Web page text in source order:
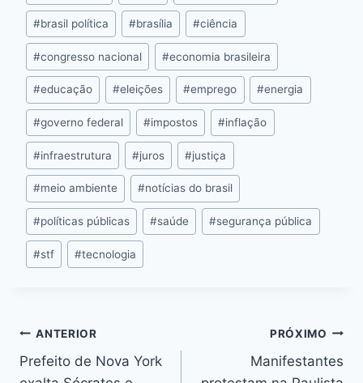
o
o
k
n
g
er
p
p
s
Li
n
k
#brasil política #brasília #ciência
#congresso nacional #economia brasileira
#educação #eleições #emprego #energia
#governo federal #impostos #inflação
#infraestrutura #juros #justiça
#meio ambiente #notícias do brasil
#políticas públicas #saúde #segurança pública
#stf #tecnologia
ANTERIOR
Prefeito de Nova York
PRÓXIMO
Manifestantes